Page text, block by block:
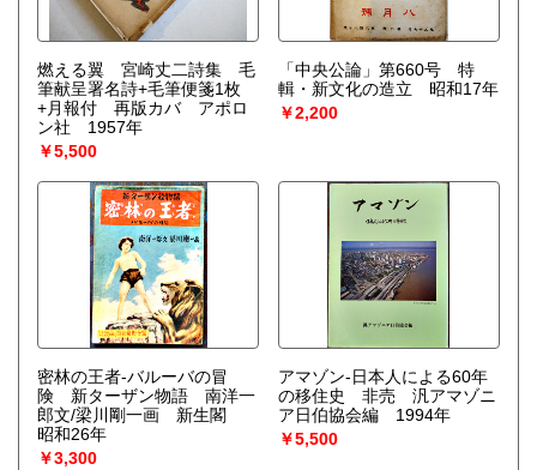
燃える翼 宮崎丈二詩集 毛
筆献呈署名詩+毛筆便箋1枚
+月報付 再版カバ アポロ
ン社 1957年
￥5,500
「中央公論」第660号 特
輯・新文化の造立 昭和17年
￥2,200
密林の王者-バルーバの冒
険 新ターザン物語 南洋一
郎文/梁川剛一画 新生閣
昭和26年
￥3,300
アマゾン-日本人による60年
の移住史 非売 汎アマゾニ
ア日伯協会編 1994年
￥5,500